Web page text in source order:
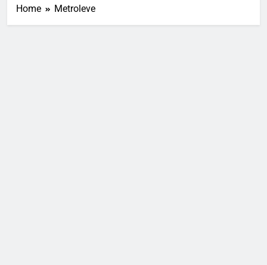
Home Metroleve